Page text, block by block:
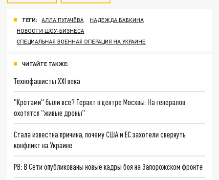
ТЕГИ: АЛЛА ПУГАЧЁВА
НАДЕЖДА БАБКИНА
НОВОСТИ ШОУ-БИЗНЕСА
СПЕЦИАЛЬНАЯ ВОЕННАЯ ОПЕРАЦИЯ НА УКРАИНЕ
ЧИТАЙТЕ ТАКЖЕ:
Технофашисты XXI века
"Кротами" были все? Теракт в центре Москвы: На генералов
охотятся "живые дроны"
Стала известна причина, почему США и ЕС захотели свернуть
конфликт на Украине
РВ: В Сети опубликованы новые кадры боя на Запорожском фронте